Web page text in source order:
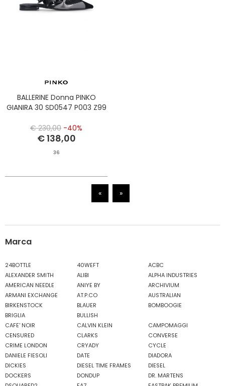
BALLERINE Donna PINKO
GIANIRA 30 SD0547 P003 Z99
€ 230,00 -40%
€ 138,00
36
« »
Marca
24BOTTLE 40WEFT
ACBC
ALEXANDER SMITH
ALIBI
ALPHA INDUSTRIES
AMERICAN NEEDLE
ANIYE BY
ARCHIVIUM
ARMANI EXCHANGE
AT.P.CO
AUSTRALIAN
BIRKENSTOCK
BLAUER
BOMBOOGIE
BRIGLIA
BULLISH
CAFE' NOIR
CALVIN KLEIN
CAMPOMAGGI
CENSURED
CLARKS
CONVERSE
CRIME LONDON
CRYADY
CYCLE
DANIELE FIESOLI
DATE
DIADORA
DICKIES
DIESEL TIME FRAMES
DIESEL
DOCKERS
DONDUP
DR. MARTENS